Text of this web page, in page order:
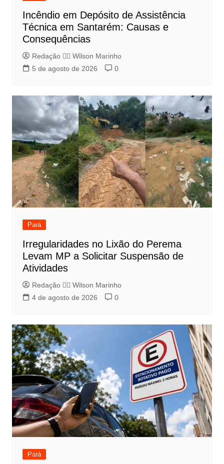
Incêndio em Depósito de Assistência
Técnica em Santarém: Causas e
Consequências
Redação 👨‍⚖️​ Wilson Marinho
5 de agosto de 2026
0
Pará
Irregularidades no Lixão do Perema
Levam MP a Solicitar Suspensão de
Atividades
Redação 👨‍⚖️​ Wilson Marinho
4 de agosto de 2026
0
Pará